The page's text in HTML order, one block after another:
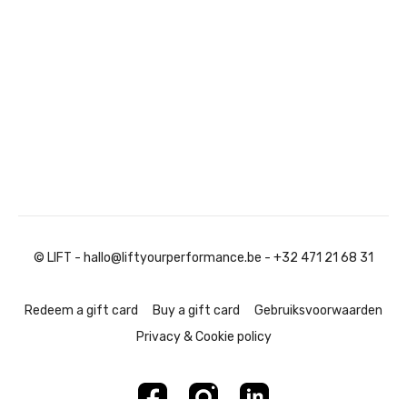
© LIFT - hallo@liftyourperformance.be - +32 471 21 68 31
Redeem a gift card Buy a gift card
Gebruiksvoorwaarden
Privacy & Cookie policy